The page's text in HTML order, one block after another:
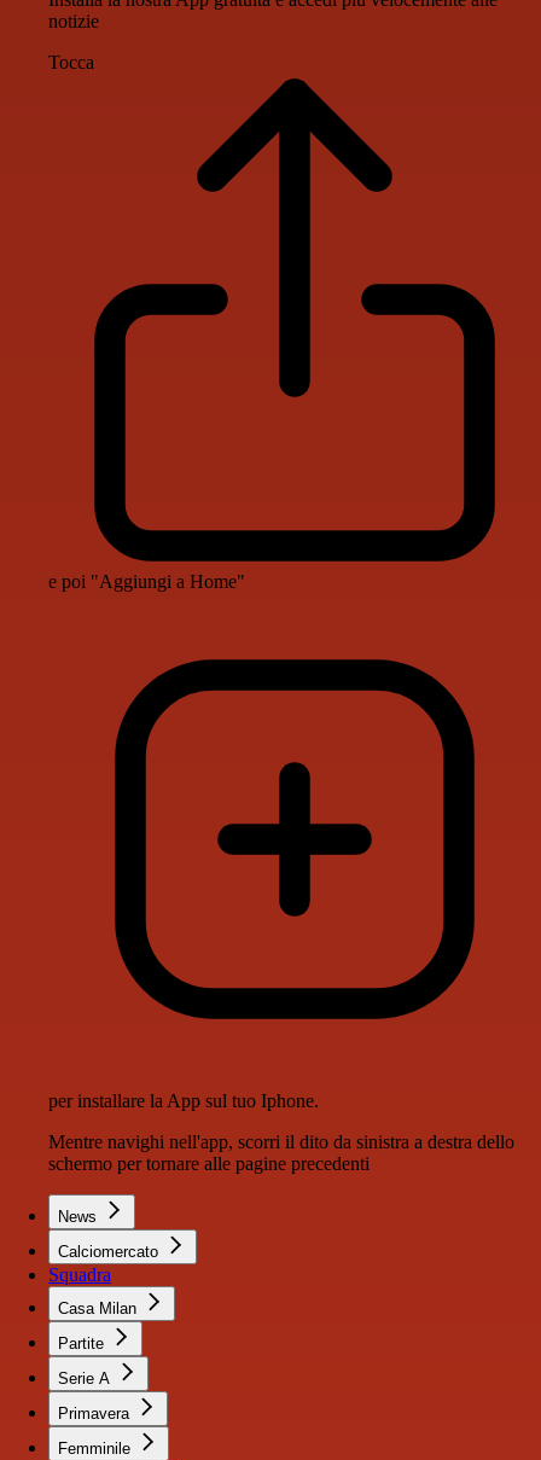
notizie
Tocca
e poi "Aggiungi a Home"
per installare la App sul tuo Iphone.
Mentre navighi nell'app, scorri il dito da sinistra a destra dello
schermo per tornare alle pagine precedenti
News
Calciomercato
Squadra
Casa Milan
Partite
Serie A
Primavera
Femminile